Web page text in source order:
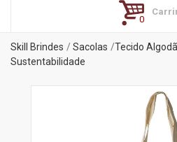
Skill Brindes Sacolas Tecido
Sustentabilidade